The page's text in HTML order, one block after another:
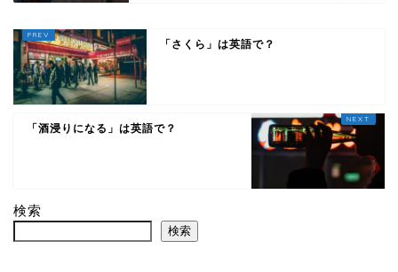
「さくら」は英語で？
「酒浸りになる」は英語で？
検索
検索